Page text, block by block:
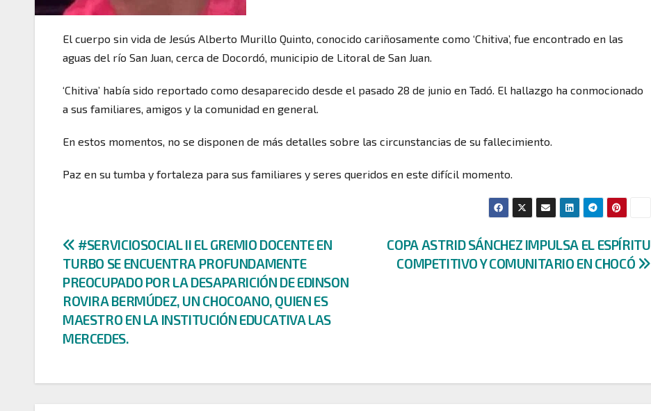
El cuerpo sin vida de Jesús Alberto Murillo Quinto, conocido cariñosamente como ‘Chitiva’, fue encontrado en las
aguas del río San Juan, cerca de Docordó, municipio de Litoral de San Juan.
‘Chitiva’ había sido reportado como desaparecido desde el pasado 28 de junio en Tadó. El hallazgo ha conmocionado
a sus familiares, amigos y la comunidad en general.
En estos momentos, no se disponen de más detalles sobre las circunstancias de su fallecimiento.
Paz en su tumba y fortaleza para sus familiares y seres queridos en este difícil momento.
Navegación
de
entradas
COPA ASTRID SÁNCHEZ IMPULSA EL ESPÍRITU
COMPETITIVO Y COMUNITARIO EN CHOCÓ
#SERVICIOSOCIAL II EL GREMIO DOCENTE EN
TURBO SE ENCUENTRA PROFUNDAMENTE
PREOCUPADO POR LA DESAPARICIÓN DE EDINSON
ROVIRA BERMÚDEZ, UN CHOCOANO, QUIEN ES
MAESTRO EN LA INSTITUCIÓN EDUCATIVA LAS
MERCEDES.